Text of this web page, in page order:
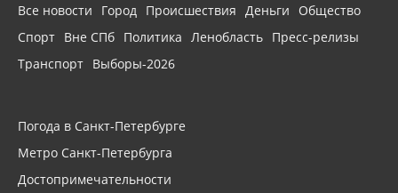
Все новости Город Происшествия Деньги
Общество
Спорт Вне СПб Политика Ленобласть Пресс-релизы
Транспорт Выборы-2026
Погода в Санкт-Петербурге
Метро Санкт-Петербурга
Достопримечательности